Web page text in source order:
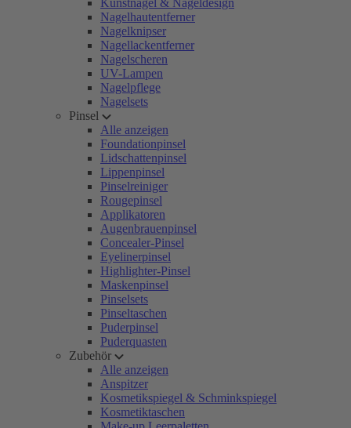
Kunstnägel & Nageldesign
Nagelhautentferner
Nagelknipser
Nagellackentferner
Nagelscheren
UV-Lampen
Nagelpflege
Nagelsets
Pinsel
Alle anzeigen
Foundationpinsel
Lidschattenpinsel
Lippenpinsel
Pinselreiniger
Rougepinsel
Applikatoren
Augenbrauenpinsel
Concealer-Pinsel
Eyelinerpinsel
Highlighter-Pinsel
Maskenpinsel
Pinselsets
Pinseltaschen
Puderpinsel
Puderquasten
Zubehör
Alle anzeigen
Anspitzer
Kosmetikspiegel & Schminkspiegel
Kosmetiktaschen